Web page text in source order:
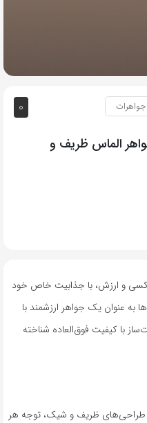
0
الماس ظریف و
و ارزش، با جذابیت خاص خود
به عنوان یک جواهر ارزشمند با
با کیفیت فوق‌العاده شناخته
طراحی‌های ظریف و شیک، توجه هر